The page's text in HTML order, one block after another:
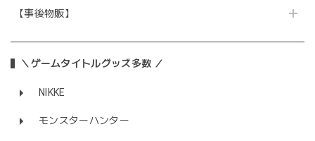
【事後物販】
＼ゲームタイトルグッズ多数 ／
NIKKE
モンスターハンター